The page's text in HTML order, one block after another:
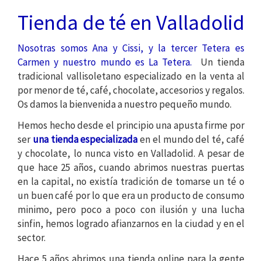
Tienda de té en Valladolid
Nosotras somos Ana y Cissi, y la tercer Tetera es
Carmen y nuestro mundo es La Tetera.
Un tienda
tradicional vallisoletano especializado en la venta al
por menor de té, café, chocolate, accesorios y regalos.
Os damos la bienvenida a nuestro pequeño mundo.
Hemos hecho desde el principio una apusta firme por
seruna tienda especializadaen el mundo del té, café
y chocolate, lo nunca visto en Valladolid. A pesar de
que hace 25 años, cuando abrimos nuestras puertas
en la capital, no existía tradición de tomarse un té o
un buen café por lo que era un producto de consumo
minimo, pero poco a poco con ilusión y una lucha
sinfin, hemos logrado afianzarnos en la ciudad y en el
sector.